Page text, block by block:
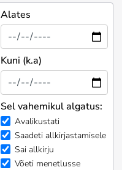
Alates
Kuni (k.a)
Sel vahemikul algatus:
Avalikustati
Saadeti allkirjastamisele
Sai allkirju
Võeti menetlusse